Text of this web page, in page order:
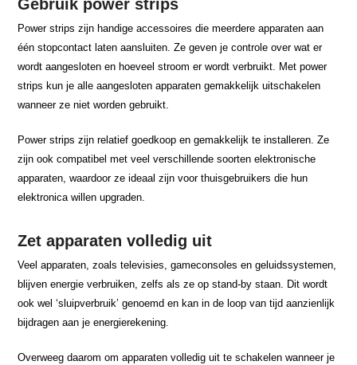
Gebruik power strips
Power strips zijn handige accessoires die meerdere apparaten aan
één stopcontact laten aansluiten. Ze geven je controle over wat er
wordt aangesloten en hoeveel stroom er wordt verbruikt. Met power
strips kun je alle aangesloten apparaten gemakkelijk uitschakelen
wanneer ze niet worden gebruikt.
Power strips zijn relatief goedkoop en gemakkelijk te installeren. Ze
zijn ook compatibel met veel verschillende soorten elektronische
apparaten, waardoor ze ideaal zijn voor thuisgebruikers die hun
elektronica willen upgraden.
Zet apparaten volledig uit
Veel apparaten, zoals televisies, gameconsoles en geluidssystemen,
blijven energie verbruiken, zelfs als ze op stand-by staan. Dit wordt
ook wel ‘sluipverbruik’ genoemd en kan in de loop van tijd aanzienlijk
bijdragen aan je energierekening.
Overweeg daarom om apparaten volledig uit te schakelen wanneer je